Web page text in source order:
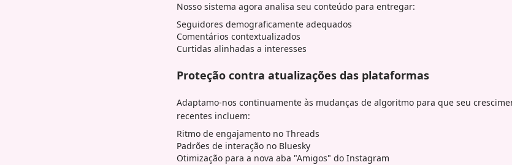
Nosso sistema agora analisa seu conteúdo para entregar:
Seguidores demograficamente adequados
Comentários contextualizados
Curtidas alinhadas a interesses
Proteção contra atualizações das plataformas
Adaptamo-nos continuamente às mudanças de algoritmo para que seu
recentes incluem:
Ritmo de engajamento no Threads
Padrões de interação no Bluesky
Otimização para a nova aba "Amigos" do Instagram